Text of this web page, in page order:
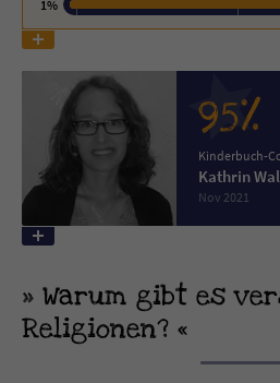
1%
95%
Kinderbuch-
Kathrin
Nov 2021
Warum gibt es
Religionen?
Name
Anbieter Literatur-Couch
Laufzeit 1 Jahr
Zweck Cookie für
Anbieter Literatur-Couch